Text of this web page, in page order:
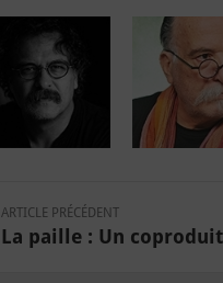
ARTICLE PRÉCÉDENT
La paille : Un